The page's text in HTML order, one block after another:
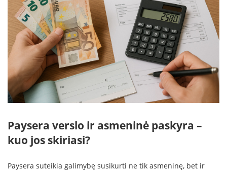
Paysera verslo ir asmeninė paskyra –
kuo jos skiriasi?
Paysera suteikia galimybę susikurti ne tik asmeninę, bet ir